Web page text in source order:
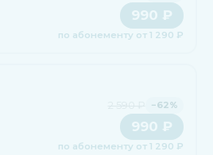
990 ₽
по абонементу от 1 290 ₽
−62%
990 ₽
по абонементу от 1 290 ₽